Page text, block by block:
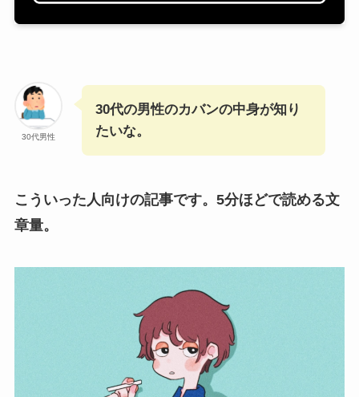
30代男性
30代の男性のカバンの中身が知り
たいな。
こういった人向けの記事です。5分ほどで読める文
章量。